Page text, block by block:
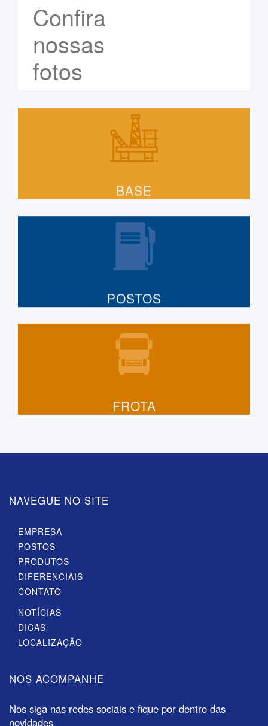
Confira
nossas
fotos
BASE
POSTOS
FROTA
NAVEGUE NO SITE
EMPRESA
POSTOS
PRODUTOS
DIFERENCIAIS
CONTATO
NOTÍCIAS
DICAS
LOCALIZAÇÃO
NOS ACOMPANHE
Nos siga nas redes sociais e fique por dentro das
novidades